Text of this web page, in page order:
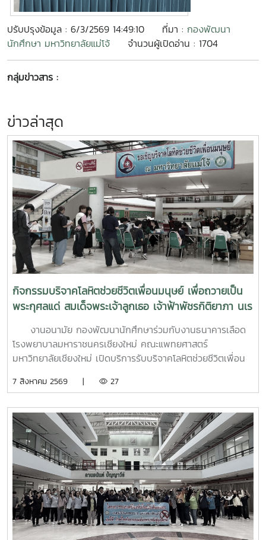
ปรับปรุงข้อมูล : 6/3/2569 14:49:10 ที่มา : กองพัฒนา
นักศึกษา มหาวิทยาลัยแม่โจ้
จำนวนผู้เปิดอ่าน : 1704
กลุ่มข่าวสาร :
ข่าวล่าสุด
กิจกรรมบริจาคโลหิตช่วยชีวิตเพื่อนมนุษย์ เพื่อถวายเป็น
พระกุศลแด่ สมเด็จพระเจ้าลูกเธอ เจ้าฟ้าพัชรกิติยาภา นเร
นทิราเทพยวดี กรมหลวงราช สาริณีสิริพัชร มหาวัชรราช
ธิดา (สวนดอก 7 สค.69)
งานอนามัย กองพัฒนานักศึกษาร่วมกับงานธนาคารเลือด
โรงพยาบาลมหาราชนครเชียงใหม่ คณะแพทยศาสตร์
มหาวิทยาลัยเชียงใหม่ เปิดบริการรับบริจาคโลหิตช่วยชีวิตเพื่อน
รกิติยาภา นเรนทิราเทพยวดี กรมหลวงราช สาริณีสิริพัชร มหา
น. ณ ลานอนันต์ ปัญญาวีร์ อาคารอำนวย ยศสุขนักศึกษาที่เข้า
ร่วมบริจาคจะได้ชั่วโมงกิจกรรมด้านจิตอาสา ครั้งละ 8 ชั่วโมง-
วันที่ 7 สิงหาคม 2569 มีผู้ประสงค์บริจาคโลหิต จำนวน 95 คน
ผ่านเกณฑ์สามารถบริจาคโลหิตได้ จำนวน 63 คน ( 28,350 CC.)
7 สิงหาคม 2569 | 27